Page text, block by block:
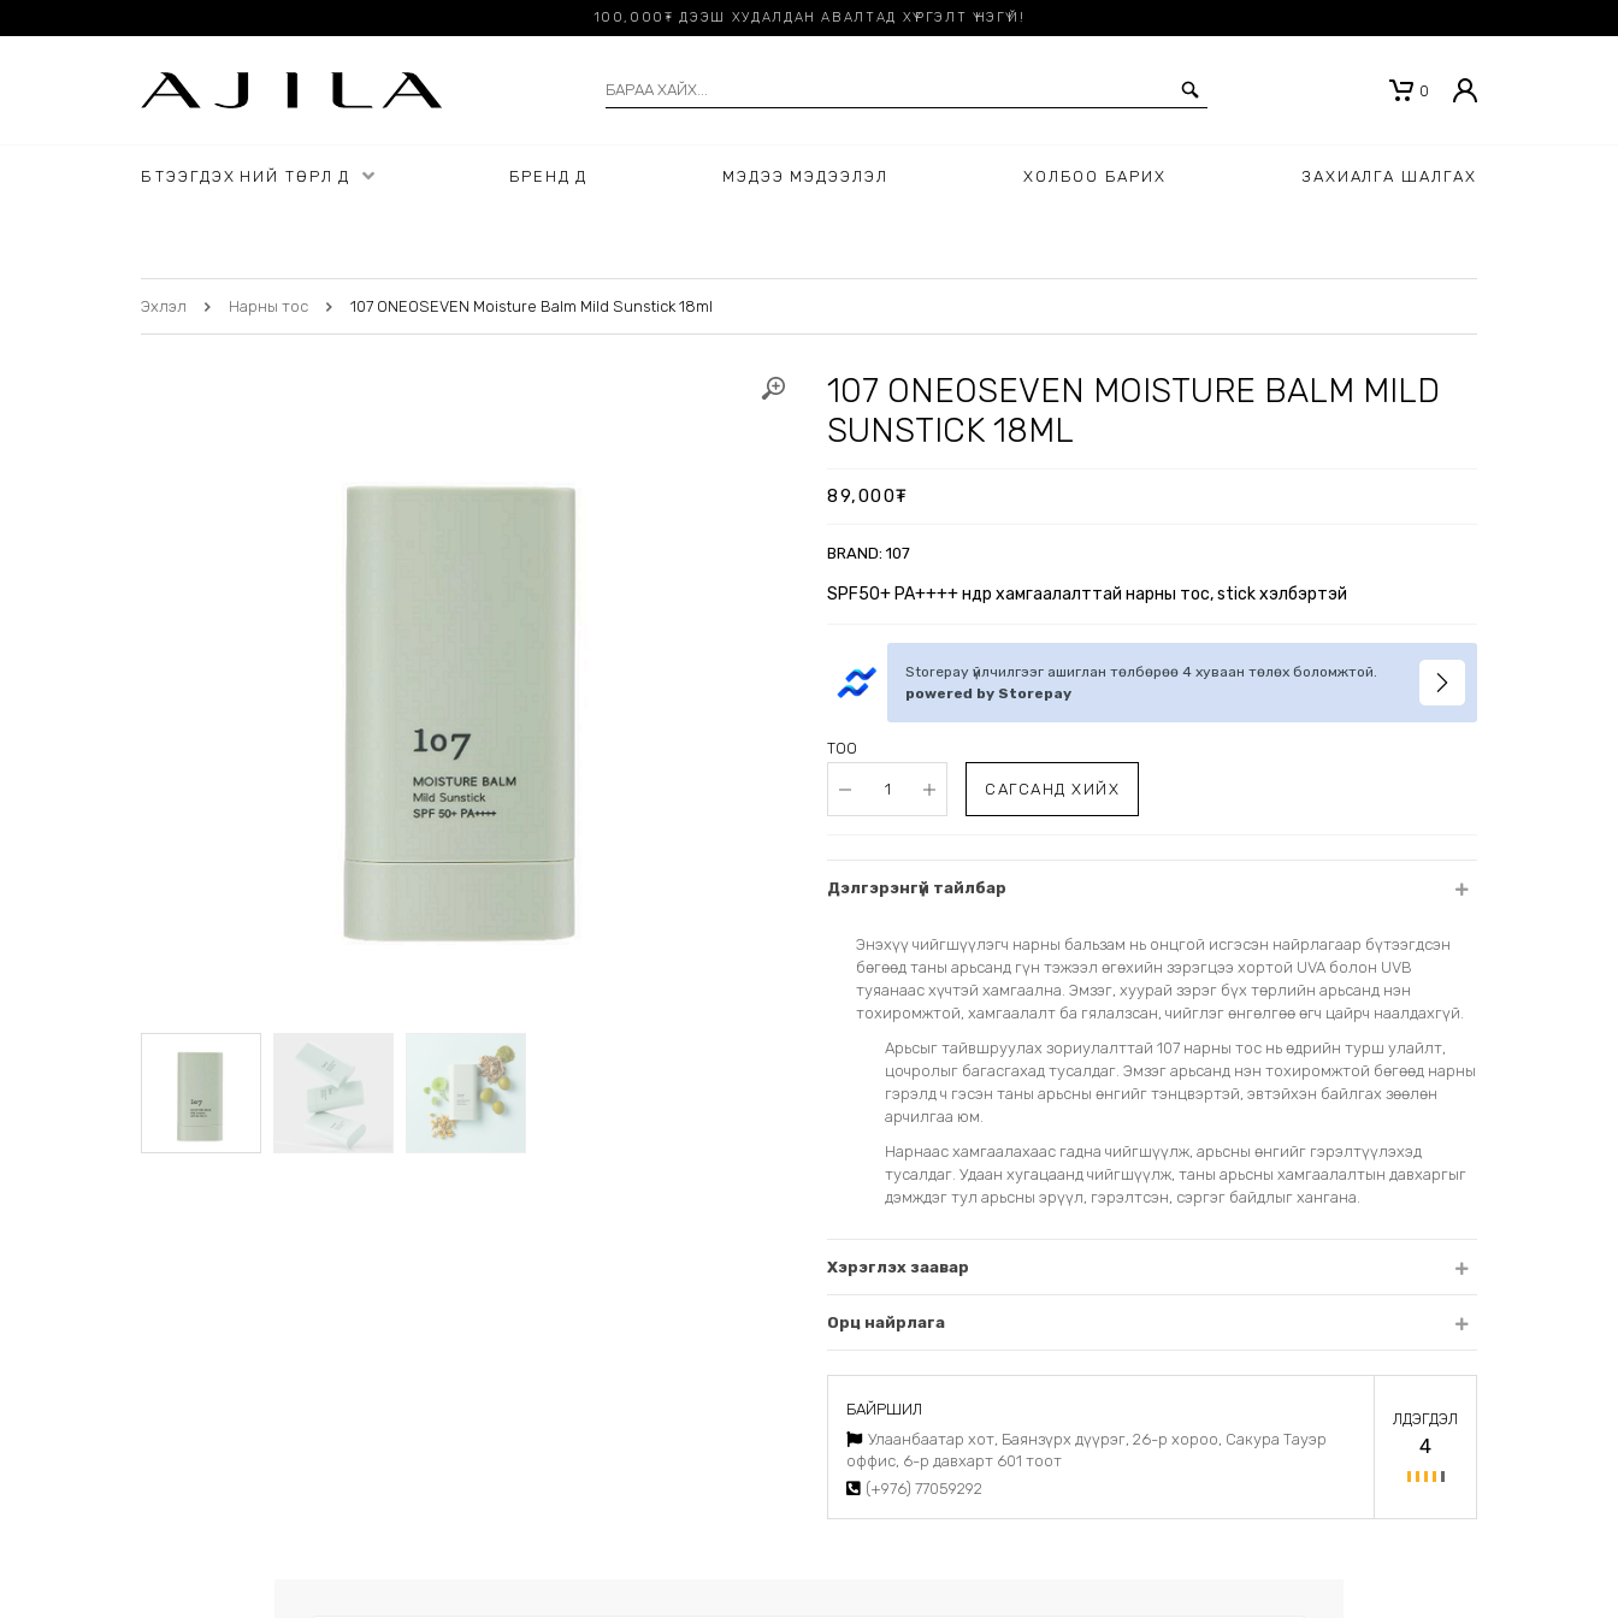
100,000₮ ДЭЭШ ХУДАЛДАН АВАЛТАД ХҮРГЭЛТ ҮНЭГҮЙ!
0
БҮТЭЭГДЭХҮҮНИЙ ТӨРЛҮҮД БРЕНДҮҮД МЭДЭЭ МЭДЭЭЛЭЛ ХОЛБОО БАРИХ ЗАХИАЛГА ШАЛГАХ
Эхлэл Нарны тос 107 ONEOSEVEN Moisture Balm Mild Sunstick 18ml
107 ONEOSEVEN MOISTURE BALM MILD
SUNSTICK 18ML
89,000₮
BRAND: 107
SPF50+ PA++++ өндөр хамгаалалттай нарны тос, stick хэлбэртэй
Storepay үйлчилгээг ашиглан төлбөрөө 4 хуваан төлөх боломжтой.
powered by Storepay
ТОО
САГСАНД ХИЙХ
Дэлгэрэнгүй тайлбар
Энэхүү чийгшүүлэгч нарны бальзам нь онцгой исгэсэн найрлагаар бүтээгдсэн
бөгөөд таны арьсанд гүн тэжээл өгөхийн зэрэгцээ хортой UVA болон UVB
туяанаас хүчтэй хамгаална. Эмзэг, хуурай зэрэг бүх төрлийн арьсанд нэн
тохиромжтой, хамгаалалт ба гялалзсан, чийглэг өнгөлгөө өгч цайрч наалдахгүй.
Арьсыг тайвшруулах зориулалттай 107 нарны тос нь өдрийн турш улайлт,
цочролыг багасгахад тусалдаг. Эмзэг арьсанд нэн тохиромжтой бөгөөд нарны
гэрэлд ч гэсэн таны арьсны өнгийг тэнцвэртэй, эвтэйхэн байлгах зөөлөн
арчилгаа юм.
Нарнаас хамгаалахаас гадна чийгшүүлж, арьсны өнгийг гэрэлтүүлэхэд
тусалдаг. Удаан хугацаанд чийгшүүлж, таны арьсны хамгаалалтын давхаргыг
дэмждэг тул арьсны эрүүл, гэрэлтсэн, сэргэг байдлыг хангана.
Хэрэглэх заавар
Орц найрлага
БАЙРШИЛ
Улаанбаатар хот, Баянзүрх дүүрэг, 26-р хороо, Сакура Тауэр
оффис, 6-р давхарт 601 тоот
(+976) 77059292
ҮЛДЭГДЭЛ
4